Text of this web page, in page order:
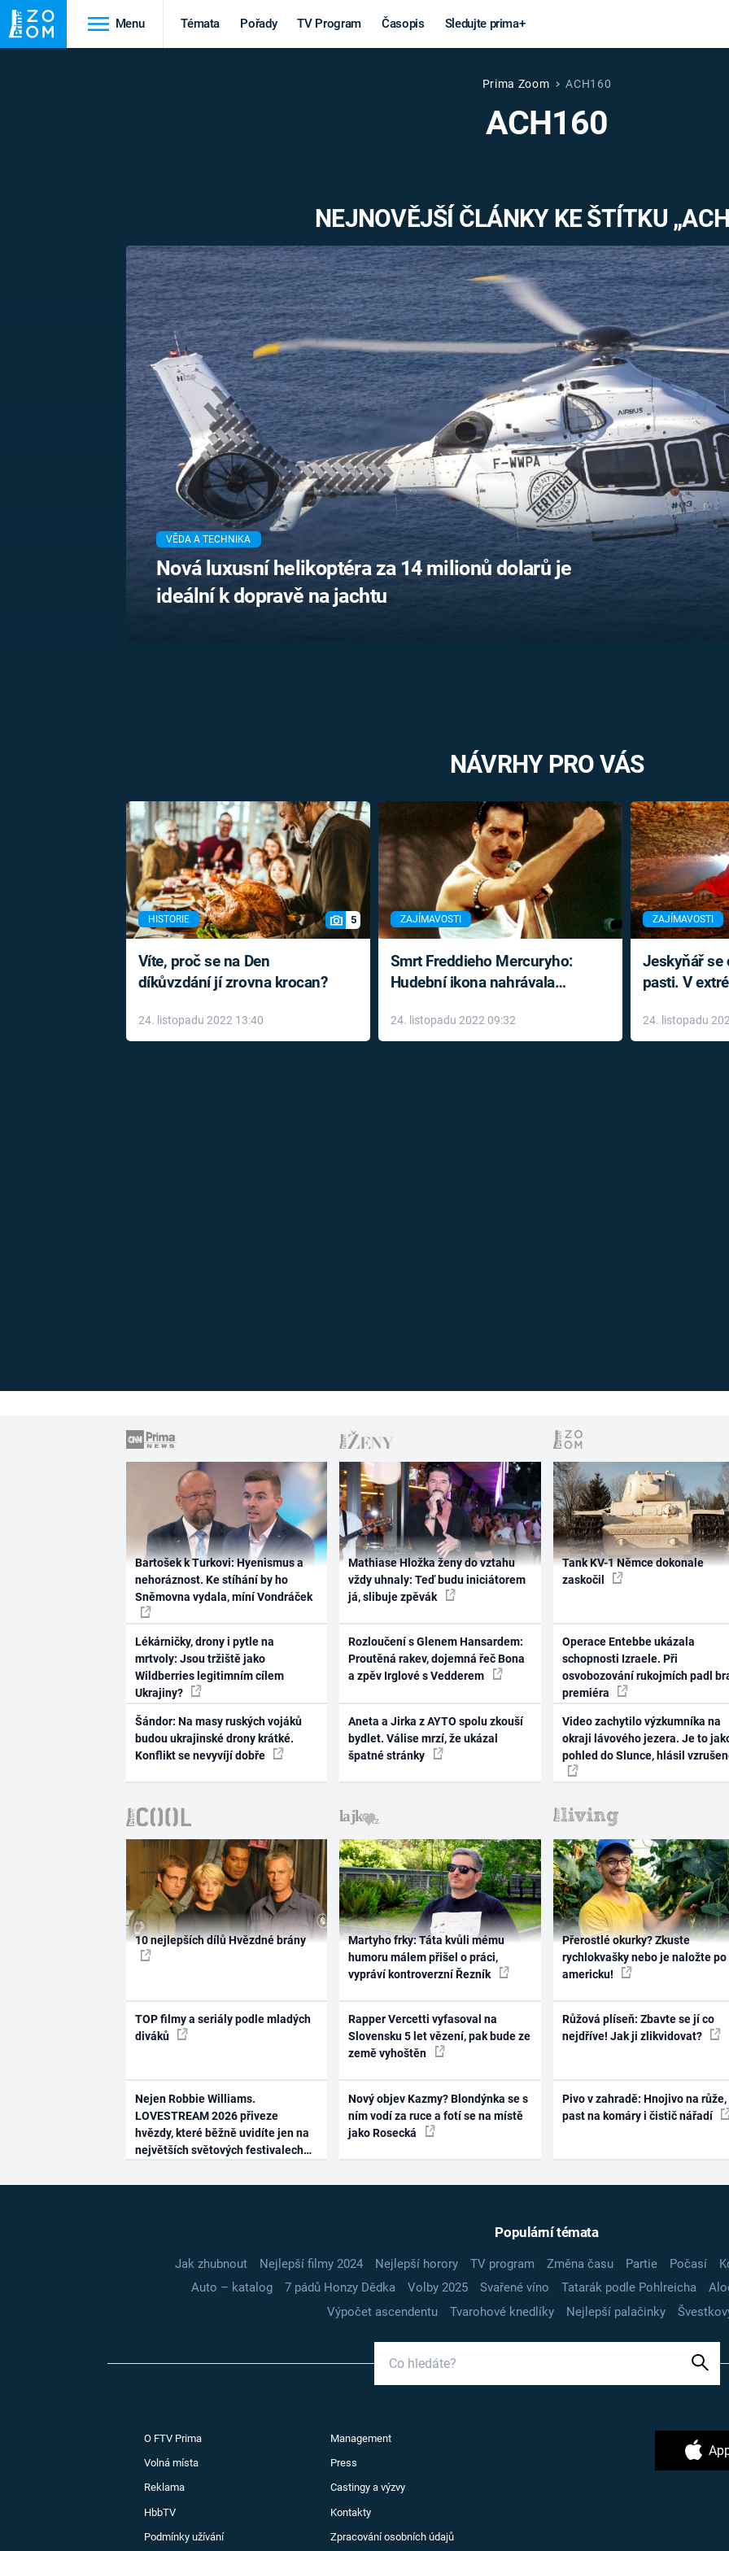
Menu Témata Pořady TV Program Časopis Sledujte prima+
STAROVĚKÝ EGYPT
Věda a
technika
MARS
VÁLEČNÉ
světová válka
PRVNÍ SVĚTOVÁ
Výročí
MARIE TEREZIE
NAPOLEON
BONAPARTE
BRITSKÁ
KRÁLOVSKÁ
RODINA
Záhady a
konspirace
UFO A
MIMOZEMŠŤANÉ
UTAJENÉ PŘÍBĚHY
ČESKÝCH DĚJIN
ALTERNATIVNÍ
HISTORIE
FILMY
REALITA
HORORY
REALITA
OPTICKÉ
KLAMY
Prima Zoom ACH160
ACH160
NEJNOVĚJŠÍ ČLÁNKY KE ŠTÍTKU
VĚDA A TECHNIKA
Nová luxusní helikoptéra za 14 milionů dolarů je
ideální k dopravě na jachtu
NÁVRHY PRO VÁS
HISTORIE 5
Víte, proč se na Den
díkůvzdání jí zrovna krocan?
24. listopadu 2022 13:40
ZAJÍMAVOSTI
Smrt Freddieho Mercuryho:
Hudební ikona nahrávala
léky
24. listopadu 2022 09:32
ZAJÍMAVOSTI
Jeskyňář se
pasti. V
24. listopadu
Bartošek k Turkovi: Hyenismus a
nehoráznost. Ke stíhání by ho
Sněmovna vydala, míní Vondráček
Lékárničky, drony i pytle na
mrtvoly: Jsou tržiště jako
Wildberries legitimním cílem
Ukrajiny?
Šándor: Na masy ruských vojáků
budou ukrajinské drony krátké.
Konflikt se nevyvíjí dobře
Mathiase Hložka ženy do vztahu
vždy uhnaly: Teď budu iniciátorem
já, slibuje zpěvák
Rozloučení s Glenem Hansardem:
Proutěná rakev, dojemná řeč Bona
a zpěv Irglové s Vedderem
Aneta a Jirka z AYTO spolu zkouší
bydlet. Válise mrzí, že ukázal
špatné stránky
Tank KV-1 Němce dokonale
zaskočil
Operace Entebbe ukázala
schopnosti Izraele. Při
osvobozování rukojmích padl
premiéra
Video zachytilo výzkumníka na
okraji lávového jezera. Je to
pohled do Slunce, hlásil
10 nejlepších dílů Hvězdné brány
TOP filmy a seriály podle mladých
diváků
Nejen Robbie Williams.
LOVESTREAM 2026 přiveze
hvězdy, které běžně uvidíte jen na
největších světových festivalech
Martyho frky: Táta kvůli mému
humoru málem přišel o práci,
vypráví kontroverzní Řezník
Rapper Vercetti vyfasoval na
Slovensku 5 let vězení, pak bude ze
země vyhoštěn
Nový objev Kazmy? Blondýnka se s
ním vodí za ruce a fotí se na místě
jako Rosecká
Přerostlé okurky? Zkuste
rychlokvašky nebo je naložte po
americku!
Růžová plíseň: Zbavte se jí co
nejdříve! Jak ji zlikvidovat?
Pivo v zahradě: Hnojivo na růže,
past na komáry i čistič nářadí
Populární témata
Jak zhubnout Nejlepší filmy 2024 Nejlepší horory TV program Změna času Partie Počasí
Auto – katalog
7 pádů Honzy Dědka Volby 2025 Svařené víno Tatarák podle Pohlreicha
Výpočet ascendentu
Tvarohové knedlíky Nejlepší palačinky
O FTV Prima Management
Volná místa Press
Reklama Castingy a výzvy
HbbTV Kontakty
Podmínky užívání Zpracování osobních údajů